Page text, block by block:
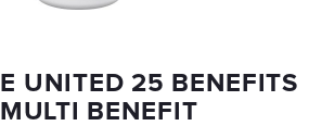
UNITED 25 BENEFITS
BENEFIT